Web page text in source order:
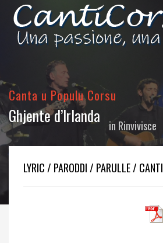
Canta u Populu Corsu
Ghjente d’Irlanda in Rinvivisce
LYRIC / PARODDI / PARULLE / CANTI